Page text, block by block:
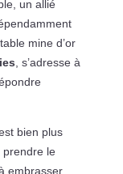
un allié
mine d’or
, s’adresse à
bien plus
prendre le
embrasser